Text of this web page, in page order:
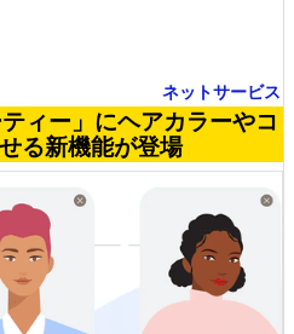
ネットサービス
ィー」にヘアカラーやコ
る新機能が登場